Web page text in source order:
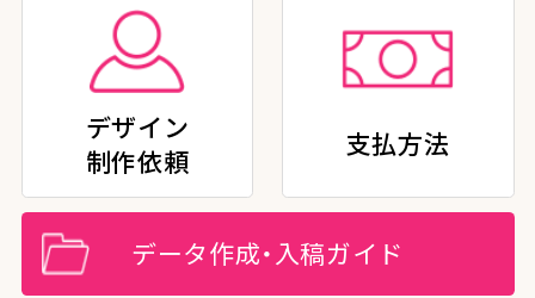
デザイン
制作依頼
支払方法
データ作成・入稿ガイド